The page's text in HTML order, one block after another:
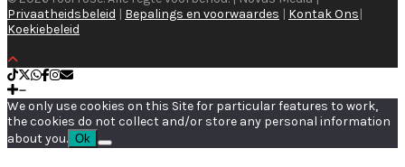
Privaatheidsbeleid | Bepalings en voorwaardes | Kontak Ons|
Koekiebeleid
We only use cookies on this Site for particular features to work,
the cookies do not collect and/or store any personal information
about you. Ok